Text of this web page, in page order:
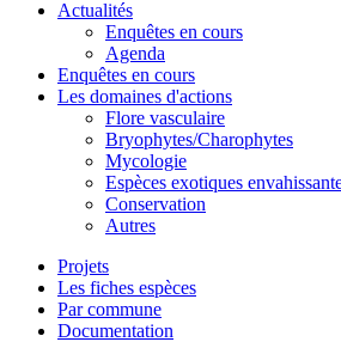
Actualités
Enquêtes en cours
Agenda
Enquêtes en cours
Les domaines d'actions
Flore vasculaire
Bryophytes/Charophytes
Mycologie
Espèces exotiques
Conservation
Autres
Projets
Les fiches espèces
Par commune
Documentation